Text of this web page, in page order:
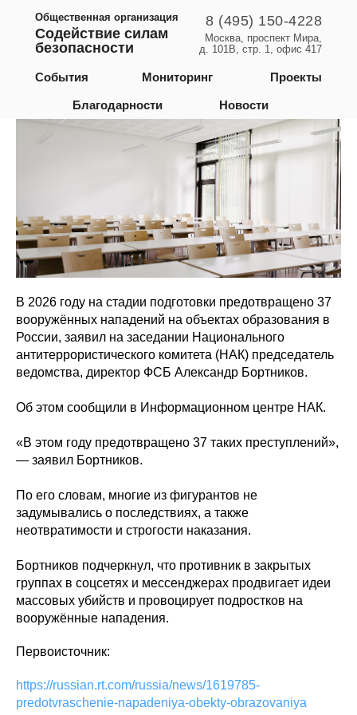
8 (495) 150-4228
Общественная организация
Содействие силам
безопасности
Мониторинг
События
Благодарности Новости
Проекты
Москва, проспект Мира,
д. 101В, стр. 1, офис 417
Российская Федерация
В 2026 году на стадии подготовки предотвращено 37
вооружённых нападений на объектах образования в
России, заявил на заседании Национального
антитеррористического комитета (НАК) председатель
ведомства, директор ФСБ Александр Бортников.
Об этом сообщили в Информационном центре НАК.
«В этом году предотвращено 37 таких преступлений»,
— заявил Бортников.
По его словам, многие из фигурантов не
задумывались о последствиях, а также
неотвратимости и строгости наказания.
Бортников подчеркнул, что противник в закрытых
группах в соцсетях и мессенджерах продвигает идеи
массовых убийств и провоцирует подростков на
вооружённые нападения.
Первоисточник:
https://russian.rt.com/russia/news/1619785-
predotvraschenie-napadeniya-obekty-obrazovaniya